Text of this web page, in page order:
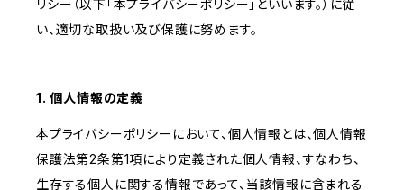
リシー（以下「本プライバシーポリシー」といいます。）に従
い、適切な取扱い及び保護に努めます。
1. 個人情報の定義
本プライバシーポリシーにおいて、個人情報とは、個人情報
保護法第2条第1項により定義された個人情報、すなわち、
生存する個人に関する情報であって、当該情報に含まれる